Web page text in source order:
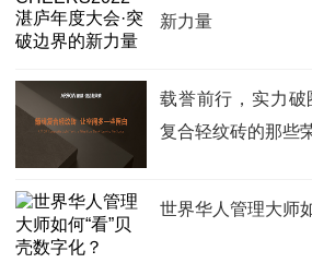
新力量
载誉前行，实力
复合轻纹砖的那些
世界华人管理大师